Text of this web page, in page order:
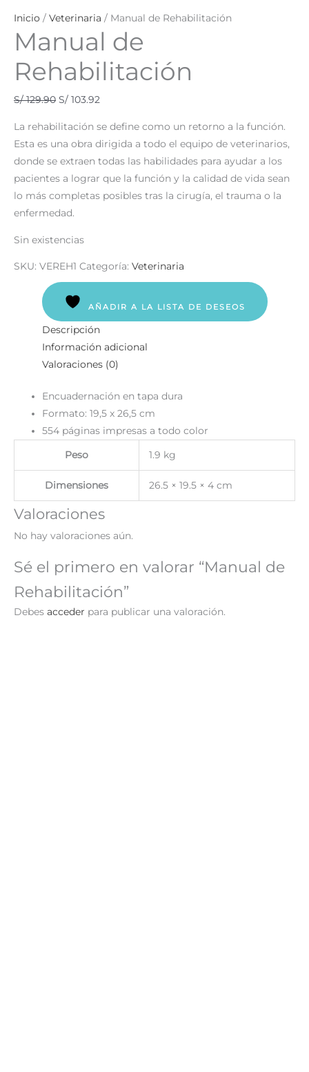
Inicio / Veterinaria / Manual de Rehabilitación
Manual de
Rehabilitación
S/129.90 S/ 103.92
La rehabilitación se define como un retorno a la función.
Esta es una obra dirigida a todo el equipo de veterinarios,
donde se extraen todas las habilidades para ayudar a los
pacientes a lograr que la función y la calidad de vida sean
lo más completas posibles tras la cirugía, el trauma o la
enfermedad.
Sin existencias
SKU: VEREH1 Categoría: Veterinaria
AÑADIR A LA LISTA DE DESEOS
Descripción
Información adicional
Valoraciones (0)
Encuadernación en tapa dura
Formato: 19,5 x 26,5 cm
554 páginas impresas a todo color
Peso 1.9 kg
Dimensiones 26.5 × 19.5 × 4 cm
Valoraciones
No hay valoraciones aún.
Sé el primero en valorar “Manual de
Rehabilitación”
Debes acceder para publicar una valoración.